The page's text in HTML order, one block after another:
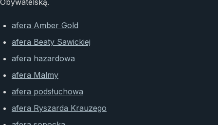
Obywatelską.
afera Amber Gold
afera Beaty Sawickiej
afera hazardowa
afera Malmy
afera podsłuchowa
afera Ryszarda Krauzego